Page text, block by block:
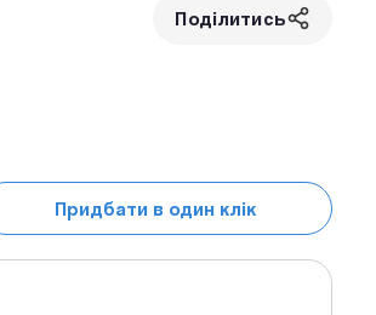
Поділитись
Придбати в один клік